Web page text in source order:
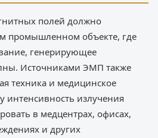
полей должно
промышленном объекте, где
генерирующее
Источниками ЭМП также
техника и медицинское
интенсивность излучения
в медцентрах, офисах,
и других